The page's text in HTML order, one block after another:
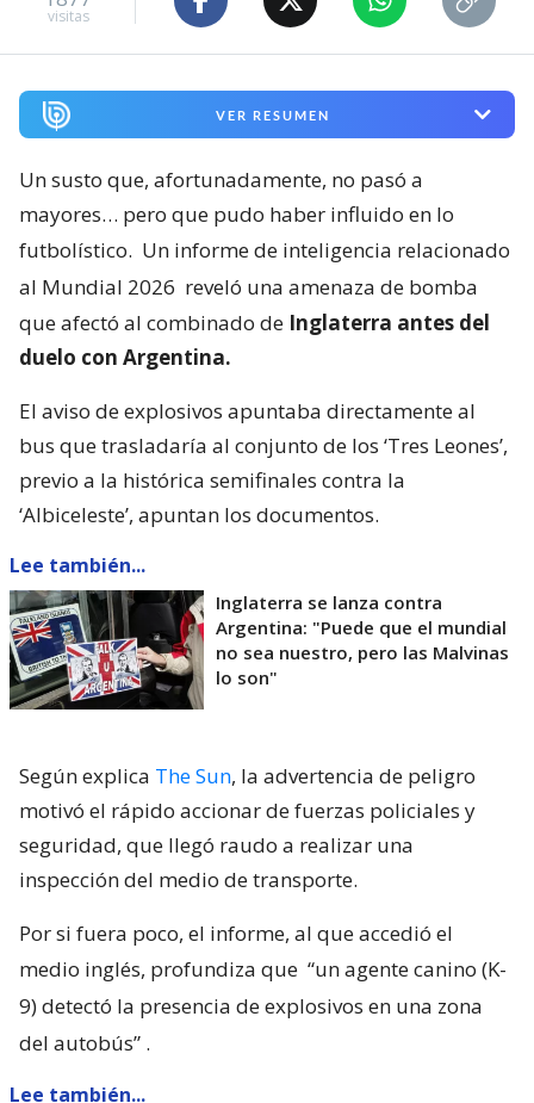
visitas
VER RESUMEN
Un susto que, afortunadamente, no pasó a
mayores… pero que pudo haber influido en lo
futbolístico. Un informe de inteligencia relacionado
al Mundial 2026 reveló una amenaza de bomba
que afectó al combinado de Inglaterra antes del
duelo con Argentina.
El aviso de explosivos apuntaba directamente al
bus que trasladaría al conjunto de los ‘Tres Leones’,
previo a la histórica semifinales contra la
‘Albiceleste’, apuntan los documentos.
Lee también...
Inglaterra se lanza contra
Argentina: "Puede que el mundial
no sea nuestro, pero las Malvinas
lo son"
Según explica The Sun, la advertencia de peligro
motivó el rápido accionar de fuerzas policiales y
seguridad, que llegó raudo a realizar una
inspección del medio de transporte.
Por si fuera poco, el informe, al que accedió el
medio inglés, profundiza que “un agente canino (K-
9) detectó la presencia de explosivos en una zona
del autobús” .
Lee también...